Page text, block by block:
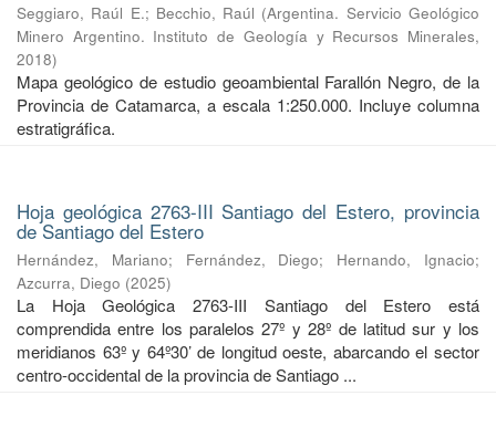
Seggiaro, Raúl E.; Becchio, Raúl (Argentina. Servicio Geológico
Minero Argentino. Instituto de Geología y Recursos Minerales,
2018)
Mapa geológico de estudio geoambiental Farallón Negro, de la
Provincia de Catamarca, a escala 1:250.000. Incluye columna
estratigráfica.
Hoja geológica 2763-III Santiago del Estero, provincia
de Santiago del Estero
Hernández, Mariano; Fernández, Diego; Hernando, Ignacio;
Azcurra, Diego (2025)
La Hoja Geológica 2763-III Santiago del Estero está
comprendida entre los paralelos 27º y 28º de latitud sur y los
meridianos 63º y 64º30’ de longitud oeste, abarcando el sector
centro-occidental de la provincia de Santiago ...